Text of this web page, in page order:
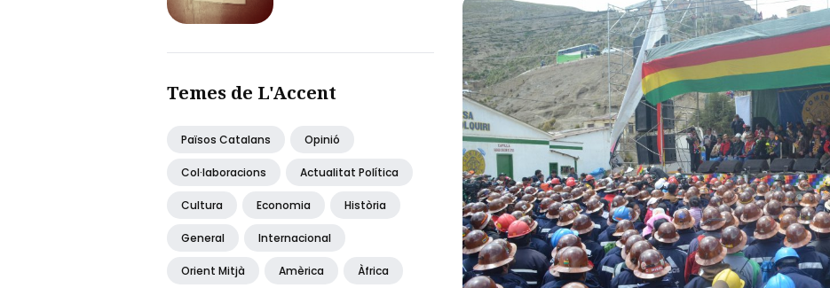
Temes de L'Accent
Països Catalans Opinió
Col·laboracions Actualitat Política
Cultura Economia Història
General Internacional
Orient Mitjà Amèrica Àfrica